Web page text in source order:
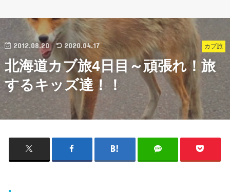
カブ旅
2012.08.20 2020.04.17
北海道カブ旅4日目～頑張れ！旅
するキッズ達！！